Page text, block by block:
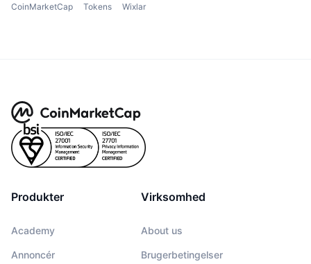
CoinMarketCap Tokens Wixlar
Produkter
Academy
Annoncér
Virksomhed
About us
Brugerbetingelser